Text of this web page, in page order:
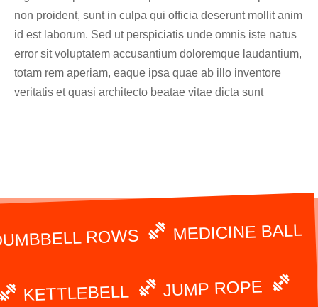
non proident, sunt in culpa qui officia deserunt mollit anim
id est laborum. Sed ut perspiciatis unde omnis iste natus
error sit voluptatem accusantium doloremque laudantium,
totam rem aperiam, eaque ipsa quae ab illo inventore
veritatis et quasi architecto beatae vitae dicta sunt
ROWS MEDICINE BALL
KETTLEBELL JUMP ROPE